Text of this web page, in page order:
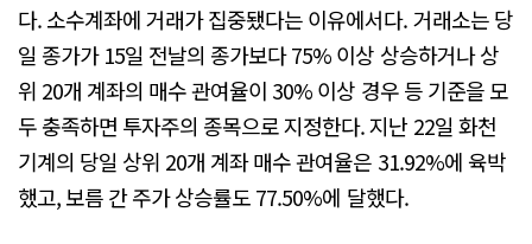
다. 소수계좌에 거래가 집중됐다는 이유에서다. 거래소는 당
일 종가가 15일 전날의 종가보다 75% 이상 상승하거나 상
위 20개 계좌의 매수 관여율이 30% 이상 경우 등 기준을 모
두 충족하면 투자주의 종목으로 지정한다. 지난 22일 화천
기계의 당일 상위 20개 계좌 매수 관여율은 31.92%에 육박
했고, 보름 간 주가 상승률도 77.50%에 달했다.